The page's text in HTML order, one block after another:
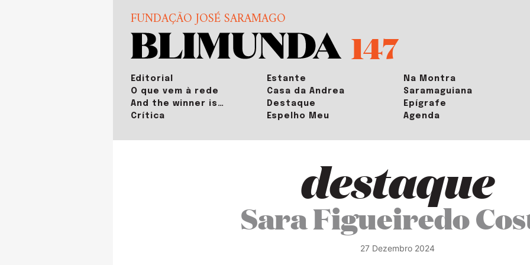
FUNDAÇÃO JOSÉ SARAMAGO
147
Editorial
O que vem à rede
And the winner is…
Crítica
Estante
Casa da Andrea
Destaque
Espelho Meu
Na Montra
Saramaguiana
Epígrafe
Agenda
destaque
Sara Figueiredo
27 Dezembro 2024